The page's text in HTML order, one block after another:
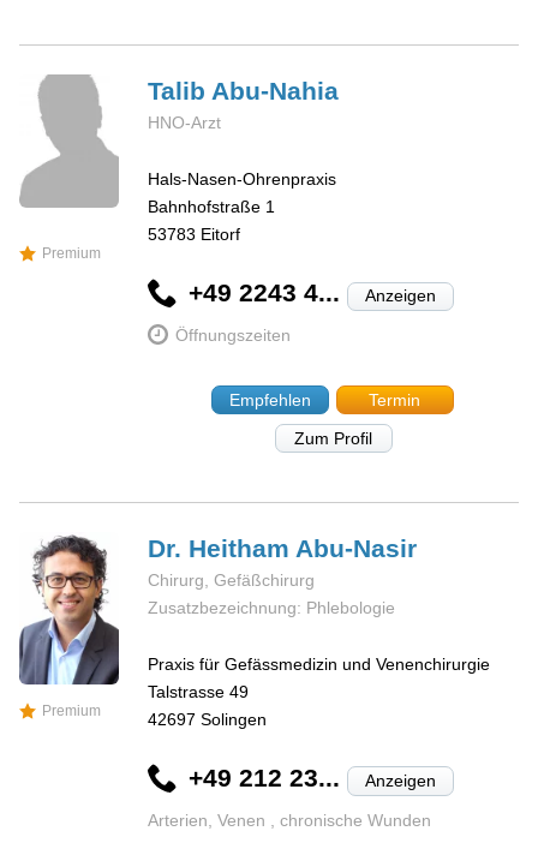
Premium
Talib Abu-Nahia
HNO-Arzt
Hals-Nasen-Ohrenpraxis
Bahnhofstraße 1
53783 Eitorf
+49 2243 4... Anzeigen
Öffnungszeiten
Empfehlen
Termin
Zum Profil
Premium
Dr. Heitham Abu-Nasir
Chirurg, Gefäßchirurg
Zusatzbezeichnung: Phlebologie
Praxis für Gefässmedizin und Venenchirurgie
Talstrasse 49
42697 Solingen
+49 212 23... Anzeigen
Arterien, Venen , chronische Wunden